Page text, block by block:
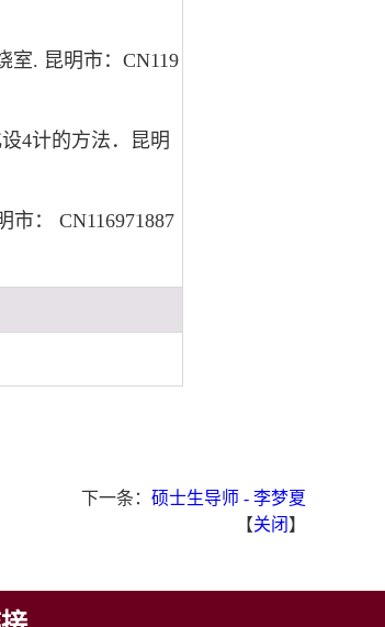
室. 昆明市：CN119
4计的方法．昆明
： CN116971887
下一条： 硕士生导师 - 李梦夏
【关闭 】